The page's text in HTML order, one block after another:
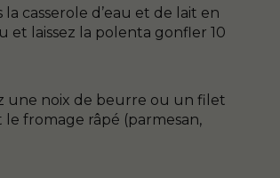
casserole d’eau et de lait en
laissez la polenta gonfler 10
une noix de beurre ou un filet
fromage râpé (parmesan,